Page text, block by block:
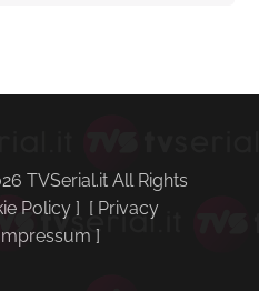
TVSerial.it All Rights
Policy ] [ Privacy
]